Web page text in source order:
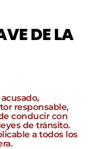
DE LA
responsable,
conducir con
de tránsito.
a todos los